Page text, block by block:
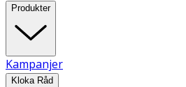
Produkter
Kampanjer
Kloka Råd